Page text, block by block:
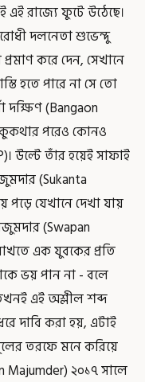
এই রাজ্যে ফুটে উঠেছে।
দলনেতা শুভেন্দু
করে দেন, সেখানে
হতে পারে না সে তো
দক্ষিণ (Bangaon
কুকথার পরেও কোনও
উল্টে তাঁর হয়েই সাফাই
(Sukanta
পড়ে যেখানে দেখা যায়
(Swapan
এক যুবকের প্রতি
ভয় পান না - বলে
এই অশ্লীল শব্দ
দাবি করা হয়, এটাই
তরফে মনে করিয়ে
Majumder) ২০১৭ সালে